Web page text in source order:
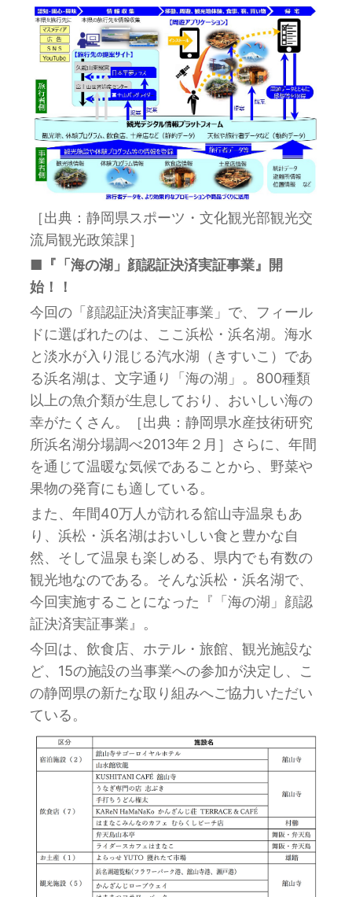
［出典：静岡県スポーツ・文化観光部観光交
流局観光政策課］
■『「海の湖」顔認証決済実証事業』開
始！！
今回の「顔認証決済実証事業」で、フィール
ドに選ばれたのは、ここ浜松・浜名湖。海水
と淡水が入り混じる汽水湖（きすいこ）であ
る浜名湖は、文字通り「海の湖」。800種類
以上の魚介類が生息しており、おいしい海の
幸がたくさん。［出典：静岡県水産技術研究
所浜名湖分場調べ2013年２月］さらに、年間
を通じて温暖な気候であることから、野菜や
果物の発育にも適している。
また、年間40万人が訪れる舘山寺温泉もあ
り、浜松・浜名湖はおいしい食と豊かな自
然、そして温泉も楽しめる、県内でも有数の
観光地なのである。そんな浜松・浜名湖で、
今回実施することになった『「海の湖」顔認
証決済実証事業』。
今回は、飲食店、ホテル・旅館、観光施設な
ど、15の施設の当事業への参加が決定し、こ
の静岡県の新たな取り組みへご協力いただい
ている。